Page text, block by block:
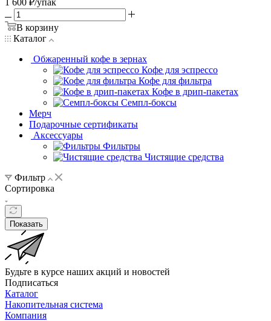
В корзину
Каталог
Обжаренный кофе в зернах
Кофе для эспрессо
Кофе для фильтра
Кофе в дрип-пакетах
Семпл-боксы
Мерч
Подарочные сертификаты
Аксессуары
Фильтры
Чистящие средства
Фильтр
Сортировка
Показать
Будьте в курсе наших акций и новостей
Подписаться
Каталог
Накопительная система
Компания